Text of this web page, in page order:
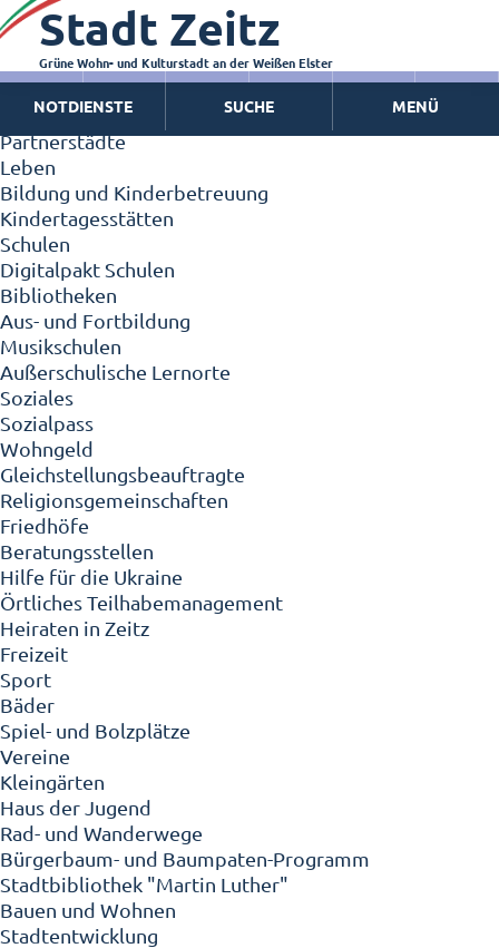
Zeitz - Die Kleinstadt
Willkommen in Zeitz!
Interview mit Oberbürgermeister Christian Thieme
Zeitz - Stadt der Zukunft
Ortschaften
Partnerstädte
Leben
Bildung und Kinderbetreuung
Kindertagesstätten
Schulen
Digitalpakt Schulen
Bibliotheken
Aus- und Fortbildung
Musikschulen
Außerschulische Lernorte
Soziales
Sozialpass
Wohngeld
Gleichstellungsbeauftragte
Religionsgemeinschaften
Friedhöfe
Beratungsstellen
Hilfe für die Ukraine
Örtliches Teilhabemanagement
Heiraten in Zeitz
Freizeit
Sport
Bäder
Spiel- und Bolzplätze
Vereine
Kleingärten
Haus der Jugend
Rad- und Wanderwege
Bürgerbaum- und Baumpaten-Programm
Stadtbibliothek "Martin Luther"
Bauen und Wohnen
Stadtentwicklung
Stadt Zeitz
Grüne Wohn- und Kulturstadt an der Weißen Elster
NOTDIENSTE SUCHE MENÜ